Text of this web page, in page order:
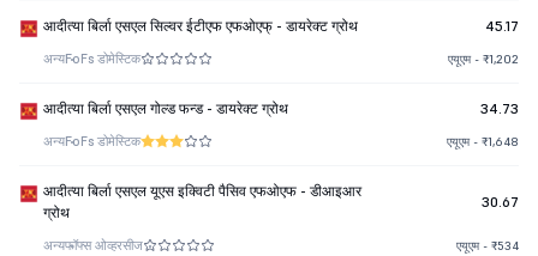
आदीत्या बिर्ला एसएल सिल्वर ईटीएफ एफओएफ् - डायरेक्ट ग्रोथ 45.17
अन्यFoFs डोमेस्टिक एयूएम - ₹1,202
आदीत्या बिर्ला एसएल गोल्ड फन्ड - डायरेक्ट ग्रोथ 34.73
अन्यFoFs डोमेस्टिक एयूएम - ₹1,648
आदीत्या बिर्ला एसएल यूएस इक्विटी पैसिव एफओएफ - डीआइआर
ग्रोथ
30.67
अन्यफॉफ्स ओव्हरसीज एयूएम - ₹534